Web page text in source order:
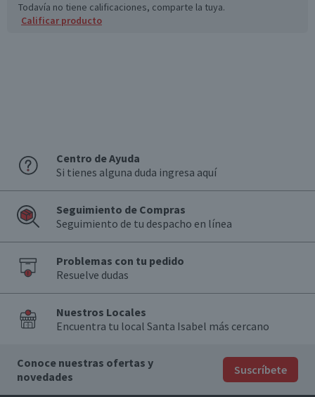
Todavía no tiene calificaciones, comparte la tuya.
Calificar producto
Centro de Ayuda
Si tienes alguna duda ingresa aquí
Seguimiento de Compras
Seguimiento de tu despacho en línea
Problemas con tu pedido
Resuelve dudas
Nuestros Locales
Encuentra tu local Santa Isabel más cercano
Conoce nuestras ofertas y
novedades
Suscríbete